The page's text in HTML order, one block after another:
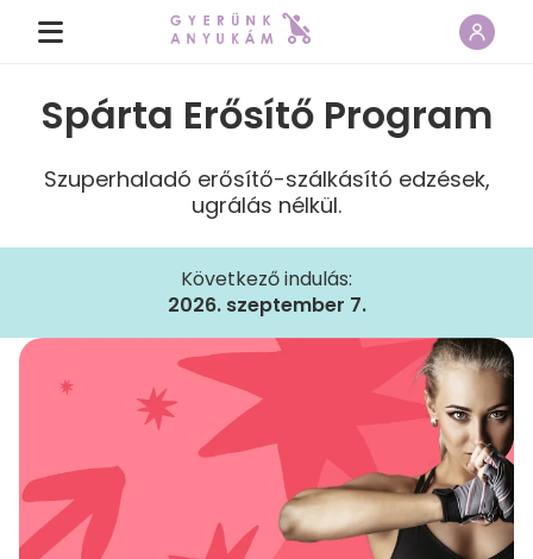
Spárta Erősítő Program
Szuperhaladó erősítő-szálkásító edzések,
ugrálás nélkül.
Következő indulás:
2026. szeptember 7.